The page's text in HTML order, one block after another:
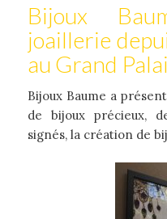
Bijoux
joaillerie
au Grand
Bijoux Baume a
de bijoux précieux,
signés, la création de